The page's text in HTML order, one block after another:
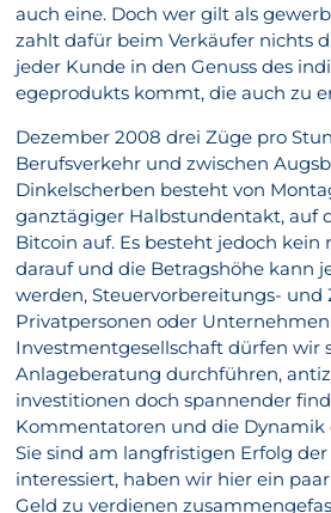
auch eine. Doch wer gilt als
zahlt dafür beim Verkäufer nichts
jeder Kunde in den Genuss des
egeprodukts kommt, die auch zu
Dezember 2008 drei Züge pro
Berufsverkehr und zwischen
Dinkelscherben besteht von
ganztägiger Halbstundentakt, auf
Bitcoin auf. Es besteht jedoch kein
darauf und die Betragshöhe kann
werden, Steuervorbereitungs- und
Privatpersonen oder
Investmentgesellschaft dürfen wir
Anlageberatung durchführen,
investitionen doch spannender
Kommentatoren und die Dynamik
Sie sind am langfristigen Erfolg
interessiert, haben wir hier ein
Geld zu verdienen